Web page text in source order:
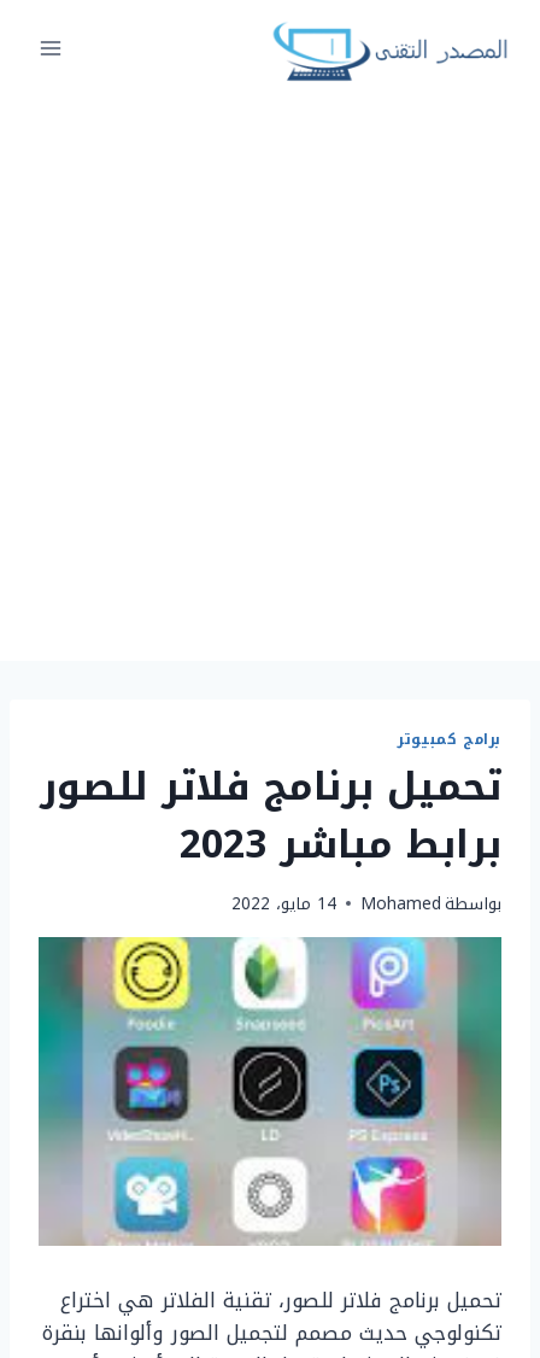
برامج كمبيوتر
تحميل برنامج فلاتر للصور
برابط مباشر 2023
بواسطةMohamed 14 مايو، 2022
تحميل برنامج فلاتر للصور، تقنية الفلاتر هي اختراع
تكنولوجي حديث مصمم لتجميل الصور وألوانها بنقرة